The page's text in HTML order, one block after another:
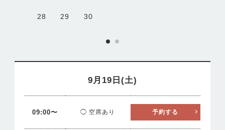
28 29 30
9月19日(土)
09:00〜 ◯ 空席あり 予約する